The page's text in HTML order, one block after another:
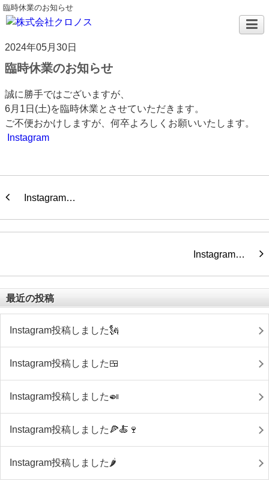
臨時休業のお知らせ
2024年05月30日
臨時休業のお知らせ
誠に勝手ではございますが、
6月1日(土)を臨時休業とさせていただきます。
ご不便おかけしますが、何卒よろしくお願いいたします。
Instagram
Instagram…
Instagram…
最近の投稿
Instagram投稿しました🗽
Instagram投稿しました🍱
Instagram投稿しました🍛
Instagram投稿しました🍕🍝🍷
Instagram投稿しました🌶